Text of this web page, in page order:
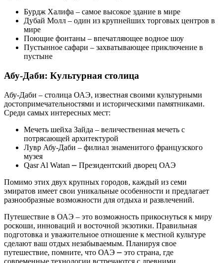
Бурдж Халифа – самое высокое здание в мире
Дубай Молл – один из крупнейших торговых центров в
мире
Поющие фонтаны – впечатляющее водное шоу
Пустынное сафари – захватывающее приключение в
пустыне
Абу-Даби: Культурная столица
Абу-Даби – столица ОАЭ, известная своими культурными
достопримечательностями и историческими памятниками.
Среди самых интересных мест:
Мечеть шейха Зайда – величественная мечеть с
потрясающей архитектурой
Лувр Абу-Даби – филиал знаменитого французского
музея
Qasr Al Watan ⎼ Президентский дворец ОАЭ
Помимо этих двух крупных городов, каждый из семи
эмиратов имеет свои уникальные особенности и предлагает
разнообразные возможности для отдыха и развлечений.
Путешествие в ОАЭ – это возможность прикоснуться к миру
роскоши, инноваций и восточной экзотики. Правильная
подготовка и уважительное отношение к местной культуре
сделают ваш отдых незабываемым. Планируя свое
путешествие, помните, что ОАЭ ⎼ это страна, где
современные технологии встречаются с древними